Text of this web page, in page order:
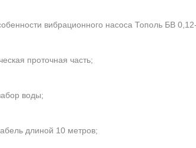
вибрационного насоса Тополь БВ
проточная часть;
воды;
длиной 10 метров;